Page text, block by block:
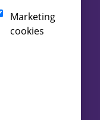
Marketing
cookies